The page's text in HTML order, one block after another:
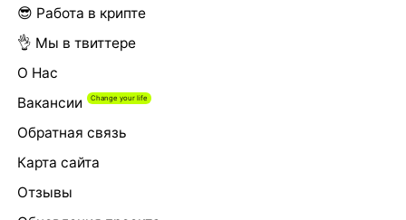
😎 Работа в крипте
👌 Мы в твиттере
О Нас
Вакансии
Обратная связь
Карта сайта
Отзывы